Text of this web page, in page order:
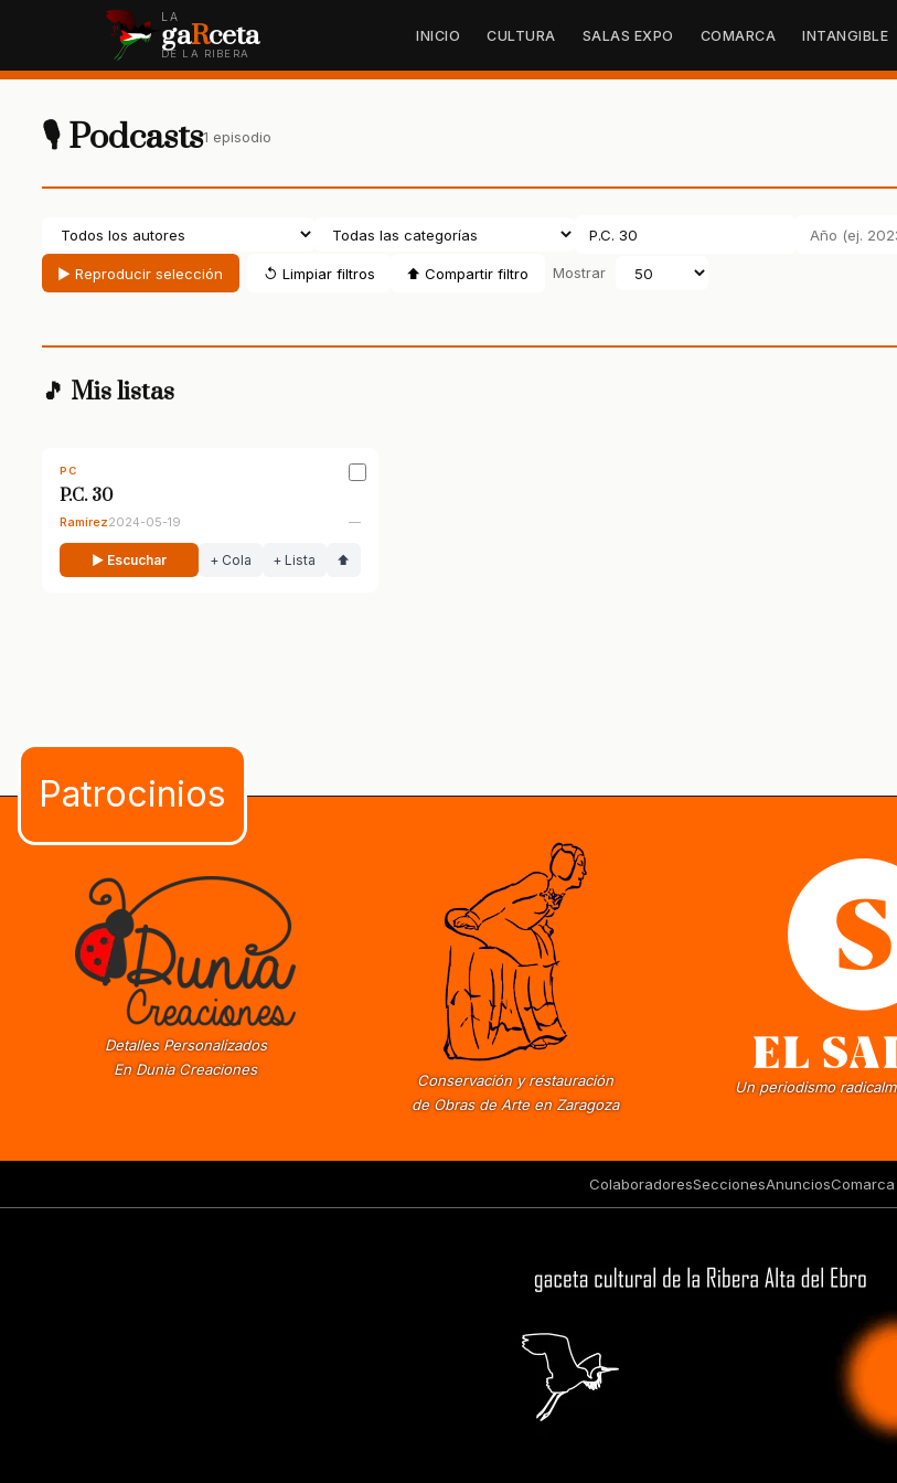
LA
gaRceta
DE LA RIBERA
INICIO CULTURA SALAS EXPO COMARCA INTANGIBLE
🎙 Podcasts1 episodio
▶ Reproducir selección ↺ Limpiar filtros ⬆ Compartir filtro Mostrar
🎵 Mis listas
PC
P.C. 30
Ramírez2024-05-19 —
▶ Escuchar + Cola + Lista ⬆
Detalles Personalizados
En Dunia Creaciones
Conservación y restauración
de Obras de Arte en Zaragoza
Un periodismo
ColaboradoresSeccionesAnunciosComarca